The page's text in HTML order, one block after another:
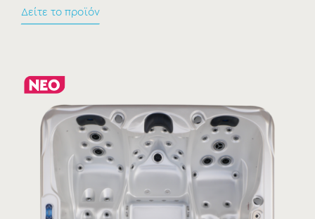
Δείτε το προϊόν